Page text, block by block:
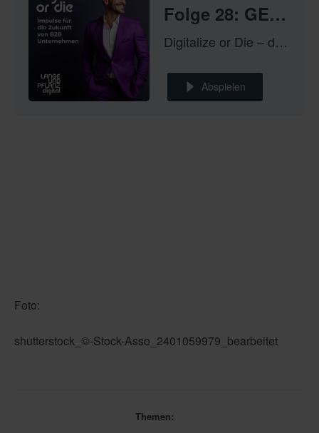
Folge 28: GEO (Generative Engine Optimization) – Neue Spielregeln für Sichtbarkeit im Web
Digitalize or Die – der Podcast für Marketing, Vertrieb und Kundenservice
Abspielen
Foto:
shutterstock_©-Stock-Asso_2401059979_bearbeitet
Themen: